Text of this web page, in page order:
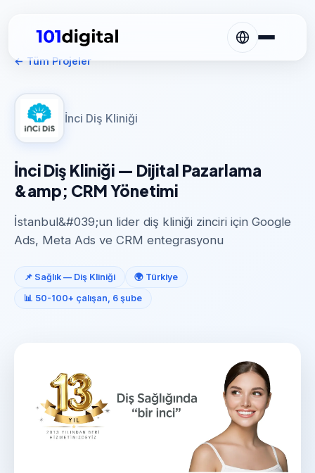
← Tüm Projeler
İnci Diş Kliniği
İnci Diş Kliniği — Dijital Pazarlama
&amp; CRM Yönetimi
İstanbul&#039;un lider diş kliniği zinciri için Google
Ads, Meta Ads ve CRM entegrasyonu
📌 Sağlık — Diş Kliniği 🌍 Türkiye
📊 50-100+ çalışan, 6 şube